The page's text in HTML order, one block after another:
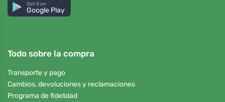
Get it on
Google Play
Todo sobre la compra
Transporte y pago
Cambios, devoluciones y reclamaciones
Programa de fidelidad